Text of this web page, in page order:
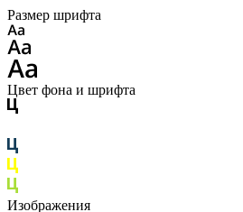
Размер шрифта
Цвет фона и шрифта
Изображения